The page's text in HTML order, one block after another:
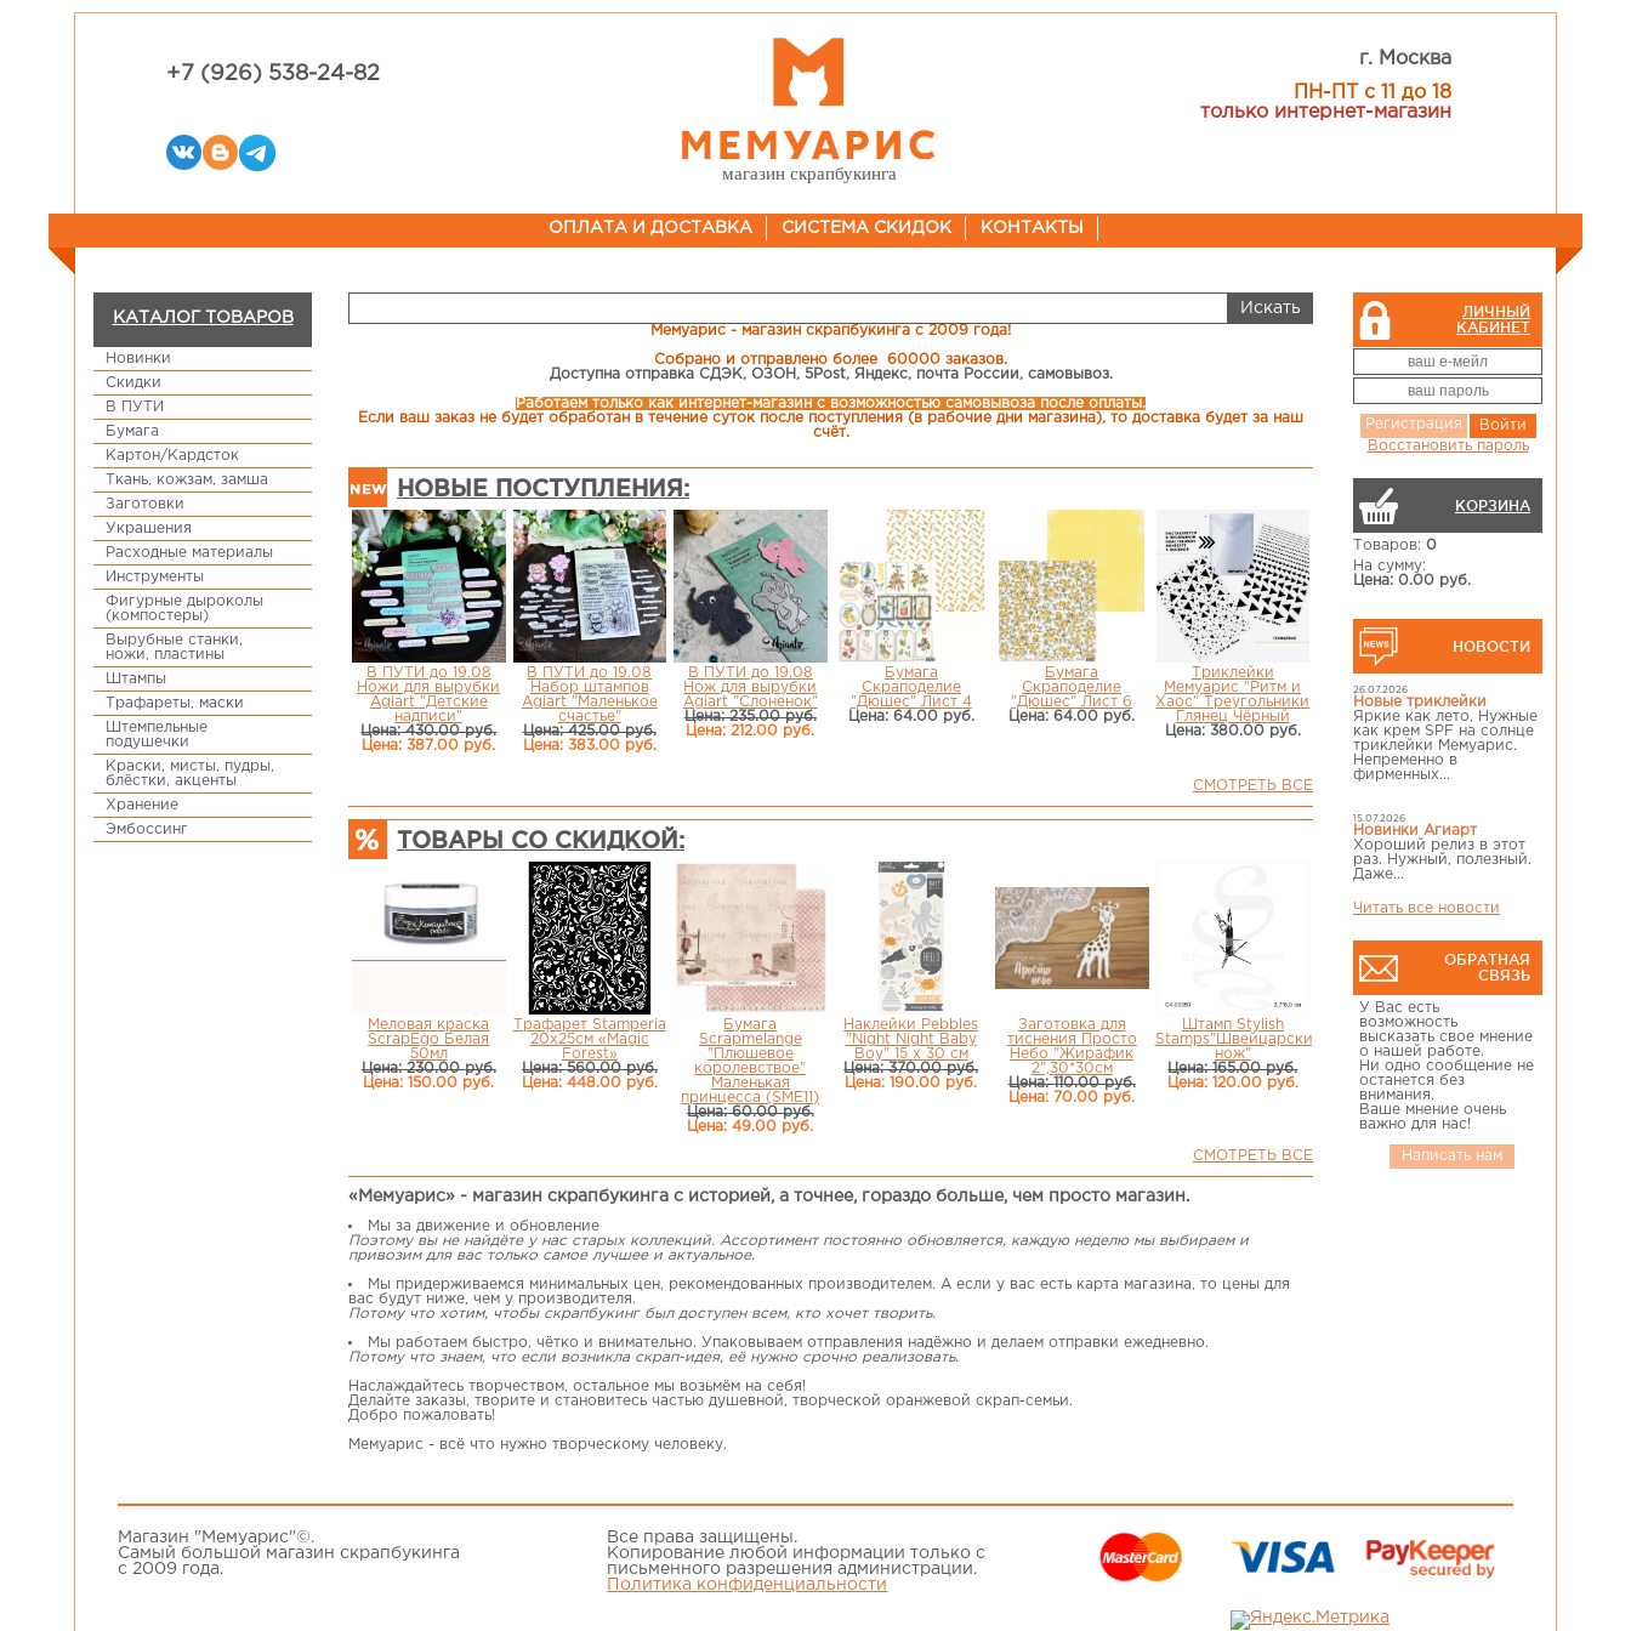
+7 (926) 538-24-82
магазин скрапбукинга
г. Москва
ПН-ПТ с 11 до 18
только интернет-магазин
ОПЛАТА И ДОСТАВКА СИСТЕМА СКИДОК КОНТАКТЫ
КАТАЛОГ ТОВАРОВ
Новинки
Скидки
В ПУТИ
Бумага
Картон/Кардсток
Ткань, кожзам, замша
Заготовки
Украшения
Расходные материалы
Инструменты
Фигурные дыроколы
(компостеры)
Вырубные станки,
ножи, пластины
Штампы
Трафареты, маски
Штемпельные
подушечки
Краски, мисты, пудры,
блёстки, акценты
Хранение
Эмбоссинг
ЛИЧНЫЙ
КАБИНЕТ
Регистрация
Войти
Восстановить пароль
КОРЗИНА
Товаров: 0
На сумму:
Цена: 0.00 руб.
НОВОСТИ
26.07.2026
Новые триклейки
Яркие как лето, Нужные
как крем SPF на солнце
триклейки Мемуарис.
Непременно в
фирменных...
15.07.2026
Новинки Агиарт
Хороший релиз в этот
раз. Нужный, полезный.
Даже...
Читать все новости
ОБРАТНАЯ
СВЯЗЬ
У Вас есть
возможность
высказать свое мнение
о нашей работе.
Ни одно сообщение не
останется без
внимания.
Ваше мнение очень
важно для нас!
Написать нам
Мемуарис - магазин скрапбукинга с 2009 года!
Собрано и отправлено более 60000 заказов.
Доступна отправка СДЭК, ОЗОН, 5Post, Яндекс, почта России, самовывоз.
Работаем только как интернет-магазин c возможностью самовывоза после оплаты.
Если ваш заказ не будет обработан в течение суток после поступления (в рабочие дни магазина), то доставка будет за наш
счёт.
НОВЫЕ ПОСТУПЛЕНИЯ:
В ПУТИ до 19.08
Ножи для вырубки
Agiart "Детские
надписи"
Цена: 430.00 руб.
Цена: 387.00 руб.
В ПУТИ до 19.08
Набор штампов
Agiart "Маленькое
счастье"
Цена: 425.00 руб.
Цена: 383.00 руб.
В ПУТИ до 19.08
Нож для вырубки
Agiart "Слоненок"
Цена: 235.00 руб.
Цена: 212.00 руб.
Бумага
Скраподелие
"Дюшес" Лист 4
Цена: 64.00 руб.
Бумага
Скраподелие
"Дюшес" Лист 6
Цена: 64.00 руб.
Триклейки
Мемуарис "Ритм и
Хаос" Треугольники
Глянец Чёрный
Цена: 380.00 руб.
СМОТРЕТЬ ВСЕ
ТОВАРЫ СО СКИДКОЙ:
Меловая краска
ScrapEgo Белая
50мл
Цена: 230.00 руб.
Цена: 150.00 руб.
Трафарет Stamperia
20х25см «Magic
Forest»
Цена: 560.00 руб.
Цена: 448.00 руб.
Бумага
Scrapmelange
"Плюшевое
королевствое"
Маленькая
принцесса (SME11)
Цена: 60.00 руб.
Цена: 49.00 руб.
Наклейки Pebbles
"Night Night Baby
Boy" 15 х 30 см
Цена: 370.00 руб.
Цена: 190.00 руб.
Заготовка для
тиснения Просто
Небо "Жирафик
2",30*30см
Цена: 110.00 руб.
Цена: 70.00 руб.
Штамп Stylish
Stamps"Швейцарский
нож"
Цена: 165.00 руб.
Цена: 120.00 руб.
СМОТРЕТЬ ВСЕ
«Мемуарис» - магазин скрапбукинга с историей, а точнее, гораздо больше, чем просто магазин.
Мы за движение и обновление
Поэтому вы не найдёте у нас старых коллекций. Ассортимент постоянно обновляется, каждую неделю мы выбираем и
привозим для вас только самое лучшее и актуальное.
Мы придерживаемся минимальных цен, рекомендованных производителем. А если у вас есть карта магазина, то цены для
вас будут ниже, чем у производителя.
Потому что хотим, чтобы скрапбукинг был доступен всем, кто хочет творить.
Мы работаем быстро, чётко и внимательно. Упаковываем отправления надёжно и делаем отправки ежедневно.
Потому что знаем, что если возникла скрап-идея, её нужно срочно реализовать.
Наслаждайтесь творчеством, остальное мы возьмём на себя!
Делайте заказы, творите и становитесь частью душевной, творческой оранжевой скрап-семьи.
Добро пожаловать!
Мемуарис - всё что нужно творческому человеку.
Магазин "Мемуарис"©.
Самый большой магазин скрапбукинга
с 2009 года.
Все права защищены.
Копирование любой информации только с
письменного разрешения администрации.
Политика конфиденциальности